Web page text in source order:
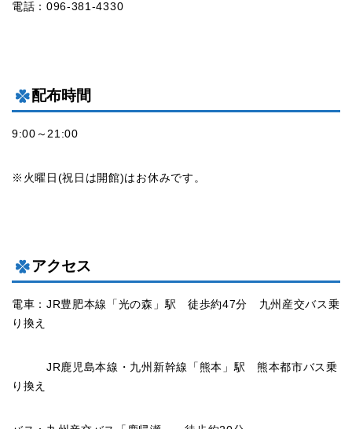
電話：096-381-4330
配布時間
9:00～21:00
※火曜日(祝日は開館)はお休みです。
アクセス
電車：JR豊肥本線「光の森」駅 徒歩約47分 九州産交バス乗
り換え
JR鹿児島本線・九州新幹線「熊本」駅 熊本都市バス乗
り換え